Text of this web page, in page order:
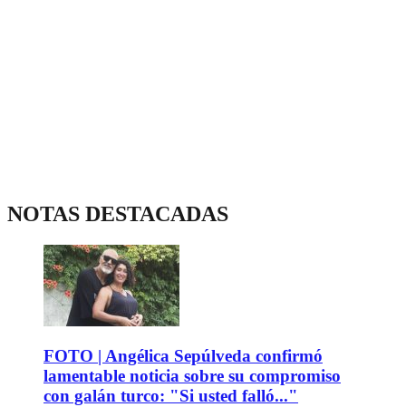
NOTAS DESTACADAS
FOTO | Angélica Sepúlveda confirmó
lamentable noticia sobre su compromiso
con galán turco: "Si usted falló..."